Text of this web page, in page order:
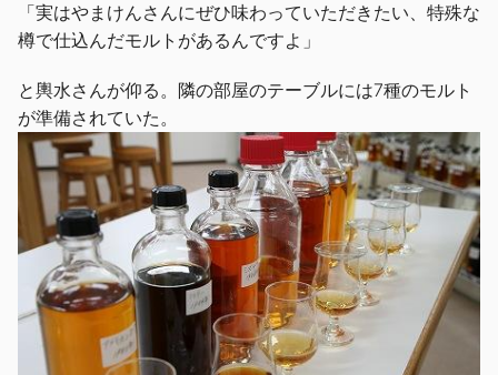
「実はやまけんさんにぜひ味わっていただきたい、特殊な
樽で仕込んだモルトがあるんですよ」
と輿水さんが仰る。隣の部屋のテーブルには7種のモルト
が準備されていた。